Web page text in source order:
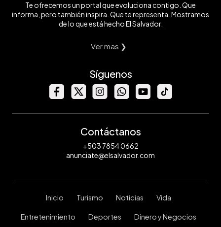
Te ofrecemos un portal que evoluciona contigo. Que
informa, pero también inspira. Que te representa. Mostramos
de lo que está hecho El Salvador.
Ver mas ❯
Síguenos
Contáctanos
+503 7854 0662
anunciate@elsalvador.com
Inicio Turismo Noticias Vida
Entretenimiento Deportes Dinero y Negocios